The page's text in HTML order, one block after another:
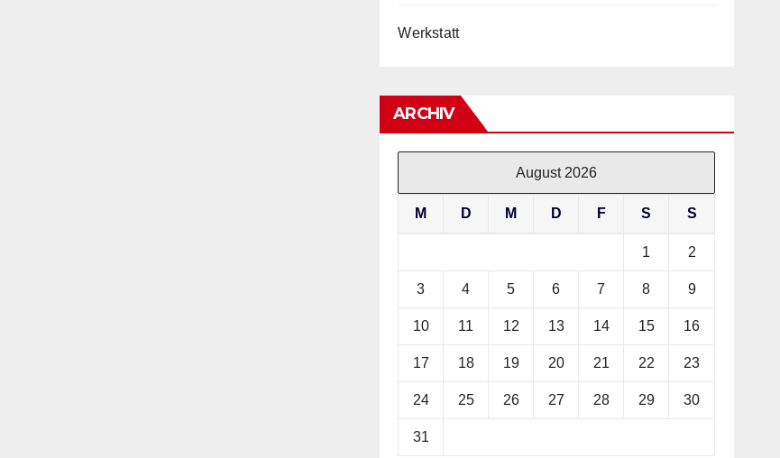
Werkstatt
ARCHIV
August 2026
M D M D F S S
1 2
3 4 5 6 7 8 9
10 11 12 13 14 15 16
17 18 19 20 21 22 23
24 25 26 27 28 29 30
31